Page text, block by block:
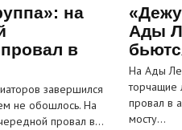
на
в
завершился
не обошлось. На
провал в…
Ады
На Ады
торчащие
провал в
мосту…